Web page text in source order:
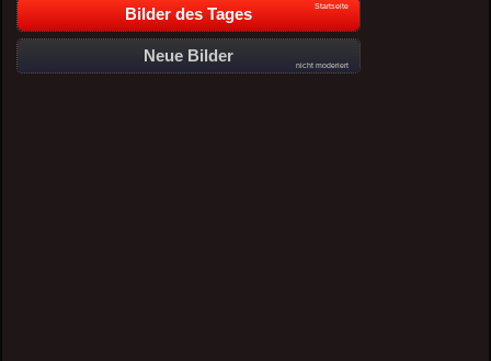
Bilder des Tages Startseite
Neue Bilder
nicht moderiert